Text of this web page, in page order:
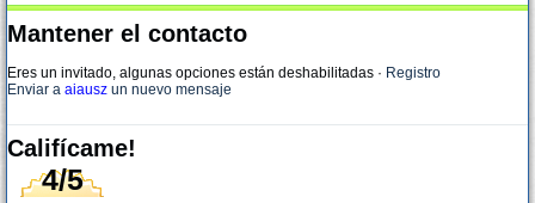
Mantener el contacto
Eres un invitado, algunas opciones están deshabilitadas · Registro
Enviar a aiausz un nuevo mensaje
Califícame!
4/5